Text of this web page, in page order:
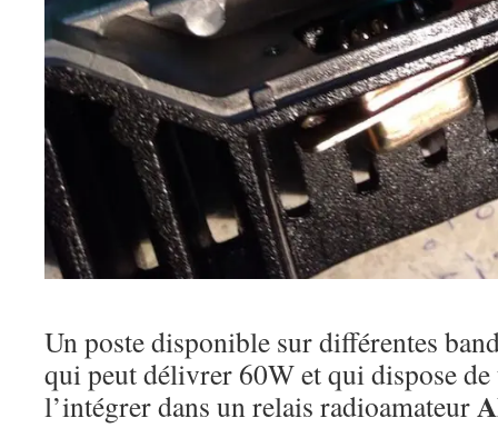
Un poste disponible sur différentes
qui peut délivrer 60W et qui dispose
l’intégrer dans un relais radioamateur